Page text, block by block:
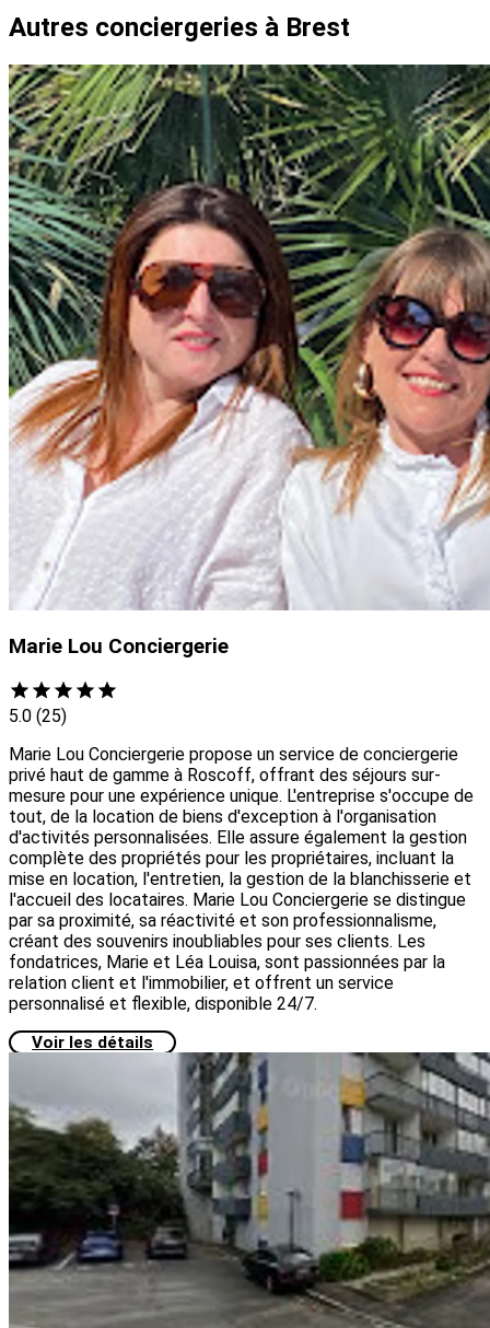
Autres conciergeries à Brest
Marie Lou Conciergerie
5.0 (25)
Marie Lou Conciergerie propose un service de conciergerie
privé haut de gamme à Roscoff, offrant des séjours sur-
mesure pour une expérience unique. L'entreprise s'occupe de
tout, de la location de biens d'exception à l'organisation
d'activités personnalisées. Elle assure également la gestion
complète des propriétés pour les propriétaires, incluant la
mise en location, l'entretien, la gestion de la blanchisserie et
l'accueil des locataires. Marie Lou Conciergerie se distingue
par sa proximité, sa réactivité et son professionnalisme,
créant des souvenirs inoubliables pour ses clients. Les
fondatrices, Marie et Léa Louisa, sont passionnées par la
relation client et l'immobilier, et offrent un service
personnalisé et flexible, disponible 24/7.
Voir les détails